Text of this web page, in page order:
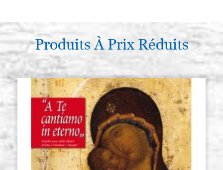
Produits À Prix Réduits